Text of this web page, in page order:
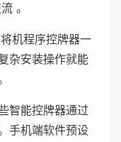
。
机程序控牌器一
杂安装操作就能
智能控牌器通过
手机端软件预设